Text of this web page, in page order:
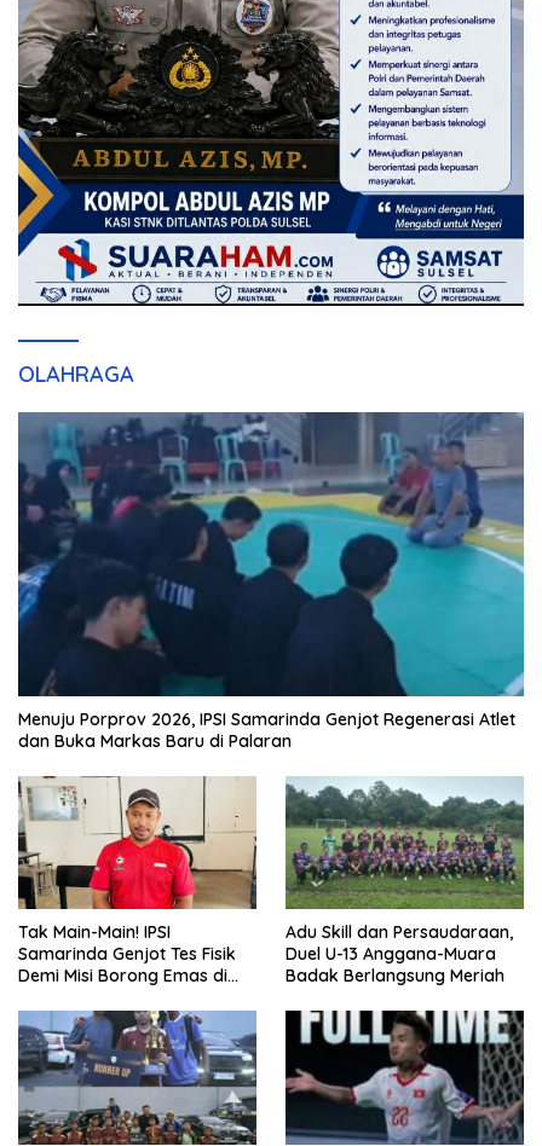
OLAHRAGA
Menuju Porprov 2026, IPSI Samarinda Genjot Regenerasi Atlet
dan Buka Markas Baru di Palaran
Tak Main-Main! IPSI
Samarinda Genjot Tes Fisik
Demi Misi Borong Emas di
Adu Skill dan Persaudaraan,
Duel U-13 Anggana-Muara
Badak Berlangsung Meriah